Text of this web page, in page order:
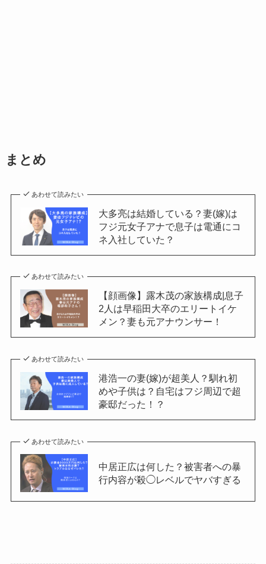
まとめ
あわせて読みたい
大多亮は結婚している？妻(嫁)は
フジ元女子アナで息子は電通にコ
ネ入社していた？
あわせて読みたい
【顔画像】露木茂の家族構成|息子
2人は早稲田大卒のエリートイケ
メン？妻も元アナウンサー！
あわせて読みたい
港浩一の妻(嫁)が超美人？馴れ初
めや子供は？自宅はフジ周辺で超
豪邸だった！？
あわせて読みたい
中居正広は何した？被害者への暴
行内容が殺◯レベルでヤバすぎる